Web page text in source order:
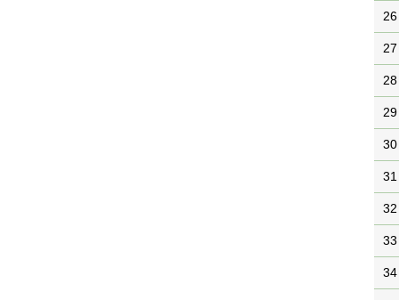
26
27
28
29
30
31
32
33
34